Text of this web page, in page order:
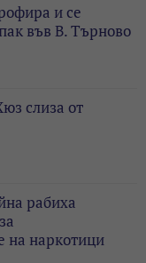
и се
във В. Търново
слиза от
рабиха
на наркотици